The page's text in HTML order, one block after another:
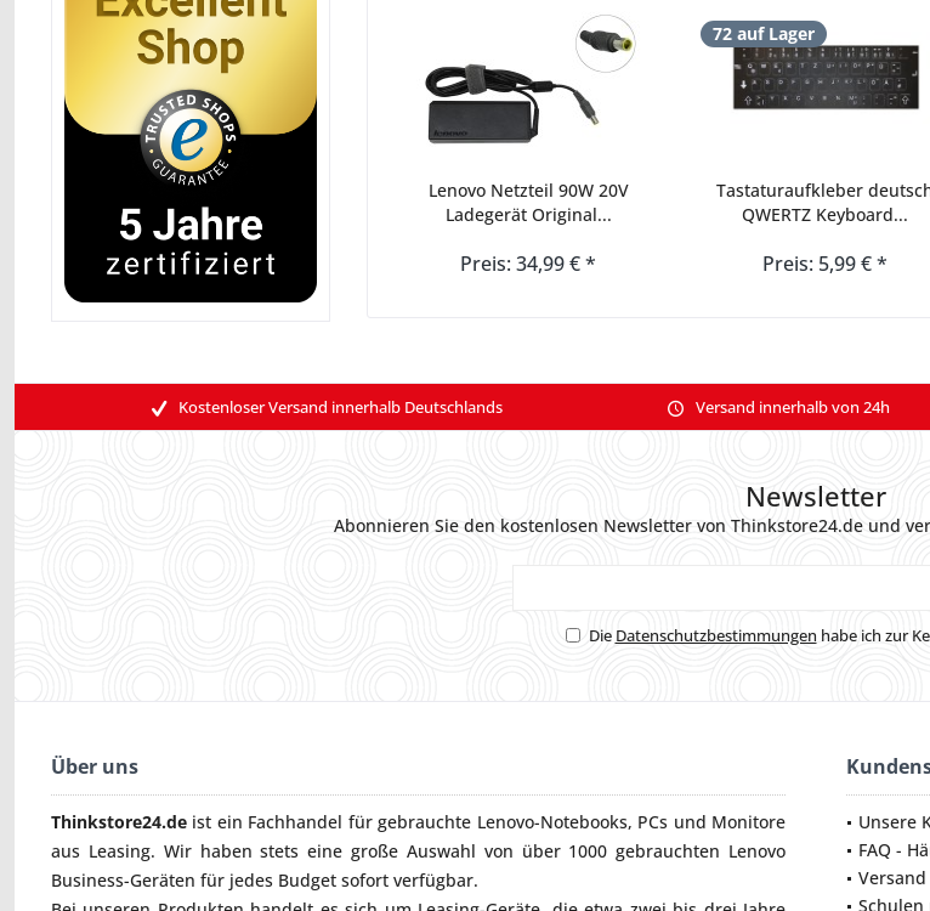
Lenovo Netzteil 90W 20V
Ladegerät Original...
Preis: 34,99 € *
72 auf Lager
Tastaturaufkleber
QWERTZ Keyboard...
Preis: 5,99 € *
Kostenloser Versand innerhalb Deutschlands Versand innerhalb von 24h
Newsletter
Abonnieren Sie den kostenlosen Newsletter von Thinkstore24.de und
Die Datenschutzbestimmungen habe ich zur
Über uns
Thinkstore24.de ist ein Fachhandel für gebrauchte Lenovo-Notebooks, PCs und Monitore
aus Leasing. Wir haben stets eine große Auswahl von über 1000 gebrauchten Lenovo
Business-Geräten für jedes Budget sofort verfügbar.
Unsere
FAQ -